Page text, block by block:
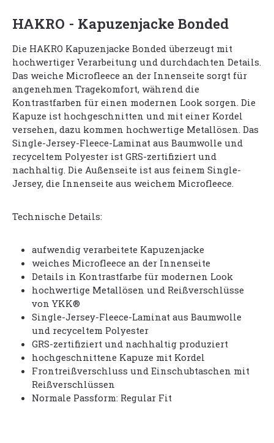
HAKRO - Kapuzenjacke Bonded
Die HAKRO Kapuzenjacke Bonded überzeugt mit
hochwertiger Verarbeitung und durchdachten Details.
Das weiche Microfleece an der Innenseite sorgt für
angenehmen Tragekomfort, während die
Kontrastfarben für einen modernen Look sorgen. Die
Kapuze ist hochgeschnitten und mit einer Kordel
versehen, dazu kommen hochwertige Metallösen. Das
Single-Jersey-Fleece-Laminat aus Baumwolle und
recyceltem Polyester ist GRS-zertifiziert und
nachhaltig. Die Außenseite ist aus feinem Single-
Jersey, die Innenseite aus weichem Microfleece.
Technische Details:
aufwendig verarbeitete Kapuzenjacke
weiches Microfleece an der Innenseite
Details in Kontrastfarbe für modernen Look
hochwertige Metallösen und Reißverschlüsse
von YKK®
Single-Jersey-Fleece-Laminat aus Baumwolle
und recyceltem Polyester
GRS-zertifiziert und nachhaltig produziert
hochgeschnittene Kapuze mit Kordel
Frontreißverschluss und Einschubtaschen mit
Reißverschlüssen
Normale Passform: Regular Fit